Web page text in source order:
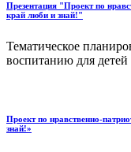
Презентация "Проект по
край люби и знай!"
Тематическое
воспитанию для детей
Проект по нравственно-
знай!»